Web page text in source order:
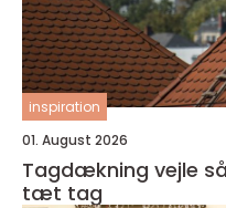
inspiration
01. August 2026
Tagdækning vejle sådan får du et stærkt og
tæt tag